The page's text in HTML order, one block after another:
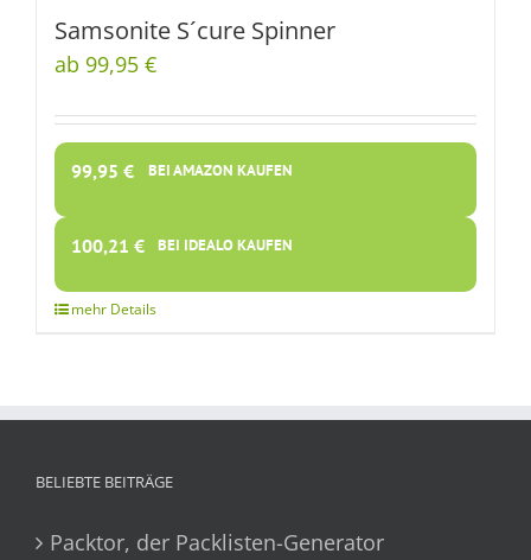
Samsonite S´cure Spinner
ab 99,95 €
99,95 € BEI AMAZON KAUFEN
100,21 € BEI IDEALO KAUFEN
BELIEBTE BEITRÄGE
Packtor, der Packlisten-Generator